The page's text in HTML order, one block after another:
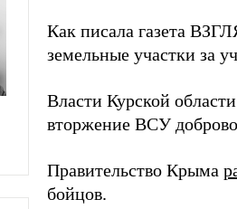
Как писала газета
земельные участки за
Власти Курской области
вторжение ВСУ
Правительство Крыма
бойцов.